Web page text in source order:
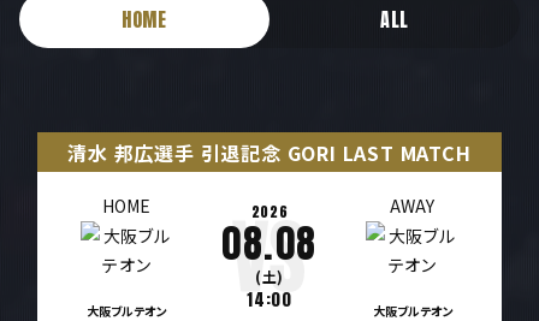
HOME ALL
清水 邦広選手 引退記念 GORI LAST MATCH
HOME
大阪ブルテオン
2026
08.08
(土)
14:00
AWAY
大阪ブルテオン